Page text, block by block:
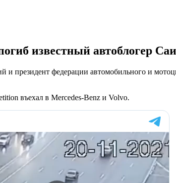
известный автоблогер
президент федерации автомобильного и
въехал в Mercedes-Benz и Volvo.